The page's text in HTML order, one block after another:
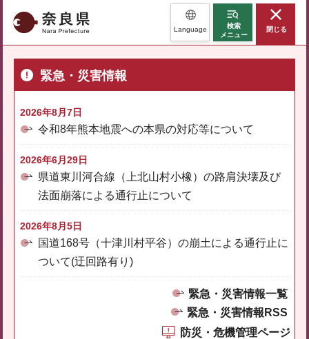
奈良県 Language
検索
メニュー
閉じる
緊急・災害情報
2026年8月7日
令和8年熊本地震への本県の対応等について
2026年6月29日
県道東川河合線（上北山村小橡）の路肩決壊及び
法面崩落による通行止について
2026年8月5日
国道168号（十津川村平谷）の崩土による通行止に
ついて(迂回路有り)
緊急・災害情報一覧
緊急・災害情報RSS
防災・危機管理ページ